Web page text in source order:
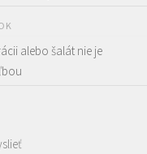
alebo šalát nie je